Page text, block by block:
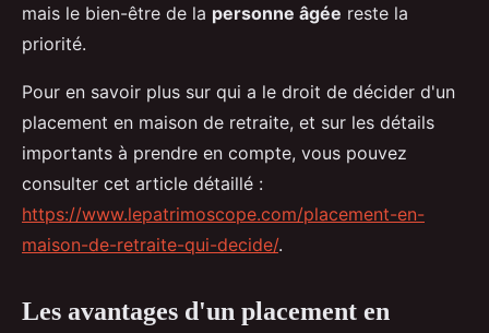
mais le bien-être de la personne âgée reste la
priorité.
Pour en savoir plus sur qui a le droit de décider d'un
placement en maison de retraite, et sur les détails
importants à prendre en compte, vous pouvez
consulter cet article détaillé :
https://www.lepatrimoscope.com/placement-en-
maison-de-retraite-qui-decide/.
Les avantages d'un placement en